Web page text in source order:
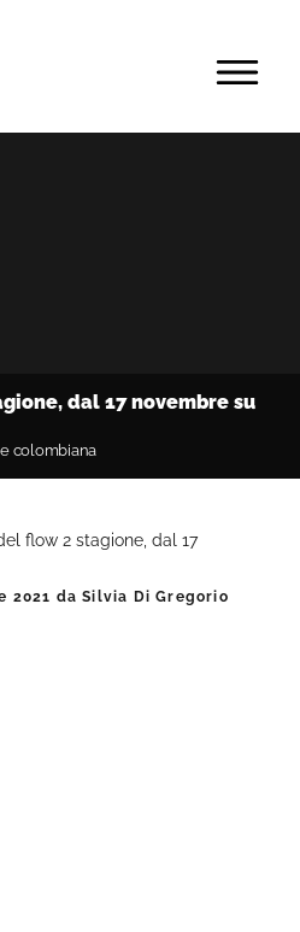
MENU
dal 17 novembre su
colombiana
flow 2 stagione, dal 17
2021 daSilvia Di Gregorio